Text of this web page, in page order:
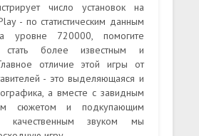
число установок на
- по статистическим данным
уровне 720000, помогите
стать более известным и
отличие этой игры от
- это выделяющаяся и
а вместе с завидным
сюжетом и подкупающим
качественным звуком мы